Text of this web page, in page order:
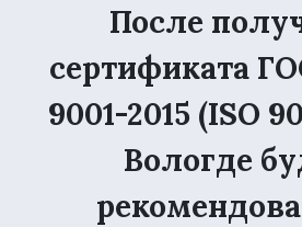
После
сертификата
9001-2015 (ISO
Вологде